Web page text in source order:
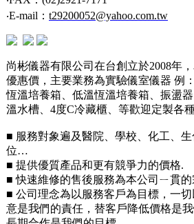
‧E-mail： t29200052@yahoo.com.tw
尚彬儀器有限公司在台創立於2008年
優惠價，主要業務為實驗儀室儀器 例
恆溫培養箱、低溫恆溫培養箱、振盪
溫水槽、4度C冷藏櫃、等歡迎定製各
■ 服務對象遍及醫院、學校、化工、
位…
■ 提供優質產品和更有競爭力的價格.
■ 快速維修的售後服務為本公司ㄧ貫的
■ 公司理念為以服務客戶為目標，一
意是我們的責任，替客戶降低價格是